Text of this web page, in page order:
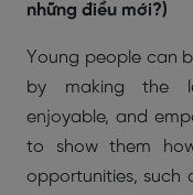
những điều mới?)
Young people can
by making the
enjoyable, and
to show them
opportunities, such